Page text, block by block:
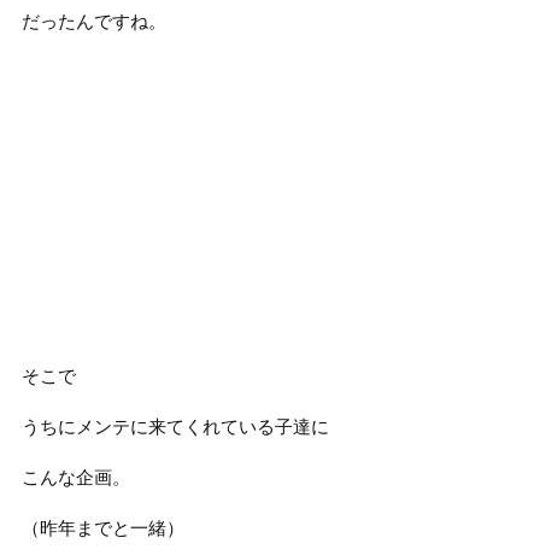
だったんですね。
そこで
うちにメンテに来てくれている子達に
こんな企画。
（昨年までと一緒）